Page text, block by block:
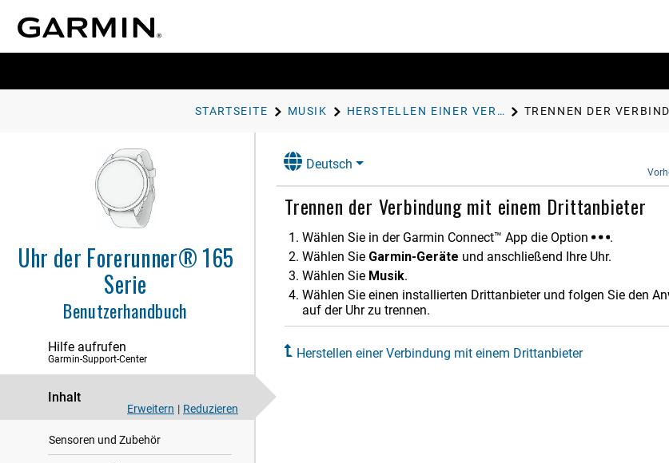
STARTSEITE MUSIK HERSTELLEN EINER VERBINDUNG MIT EINEM DRITTANBIETER TRENNEN DER
Uhr der Forerunner® 165
Serie
Benutzerhandbuch
Hilfe aufrufen
Garmin-Support-Center
Inhalt
Erweitern | Reduzieren
Aktivitäten und Apps
Darstellung
Training
Verlauf
Sensoren und Zubehör
Deutsch
Trennen der Verbindung mit einem Drittanbieter
Wählen Sie in der Garmin Connect™ App die Option
.
Wählen Sie Garmin-Geräte und anschließend Ihre Uhr.
Wählen Sie Musik.
Wählen Sie einen installierten Drittanbieter und folgen Sie den
auf der Uhr zu trennen.
Herstellen einer Verbindung mit einem Drittanbieter